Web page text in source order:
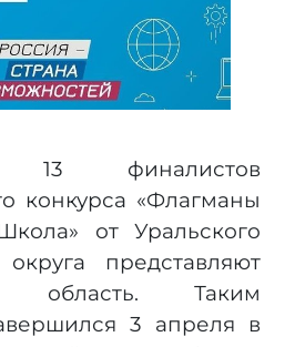
финалистов
конкурса «Флагманы
от Уральского
представляют
область. Таким
3 апреля в